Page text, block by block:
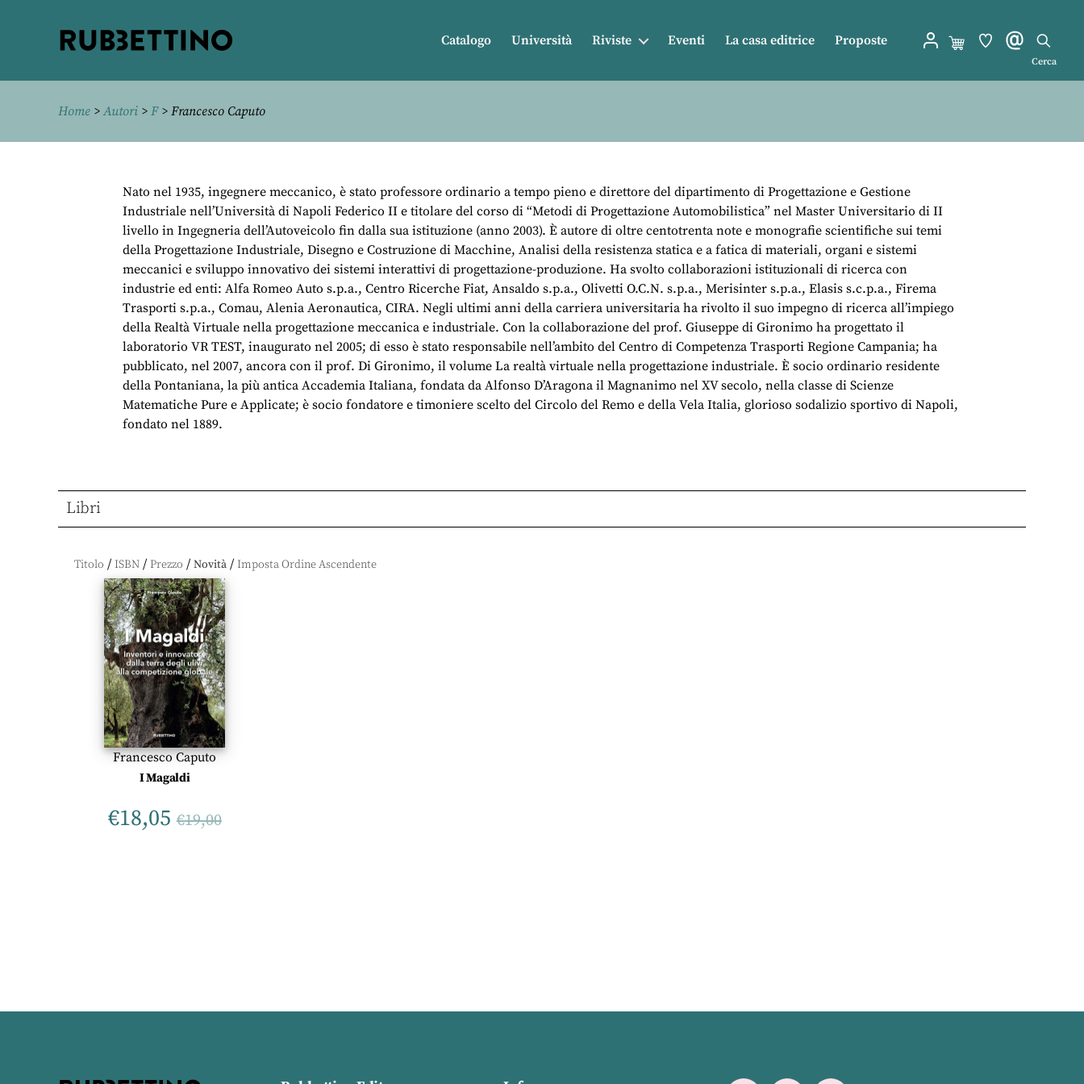
Catalogo Università Riviste Eventi La casa editrice Proposte
Cerca
Home >Autori > F> Francesco Caputo
Nato nel 1935, ingegnere meccanico, è stato professore ordinario a tempo pieno e direttore del dipartimento di Progettazione e Gestione
Industriale nell’Università di Napoli Federico II e titolare del corso di “Metodi di Progettazione Automobilistica” nel Master Universitario di II
livello in Ingegneria dell’Autoveicolo fin dalla sua istituzione (anno 2003). È autore di oltre centotrenta note e monografie scientifiche sui temi
della Progettazione Industriale, Disegno e Costruzione di Macchine, Analisi della resistenza statica e a fatica di materiali, organi e sistemi
meccanici e sviluppo innovativo dei sistemi interattivi di progettazione-produzione. Ha svolto collaborazioni istituzionali di ricerca con
industrie ed enti: Alfa Romeo Auto s.p.a., Centro Ricerche Fiat, Ansaldo s.p.a., Olivetti O.C.N. s.p.a., Merisinter s.p.a., Elasis s.c.p.a., Firema
Trasporti s.p.a., Comau, Alenia Aeronautica, CIRA. Negli ultimi anni della carriera universitaria ha rivolto il suo impegno di ricerca all’impiego
della Realtà Virtuale nella progettazione meccanica e industriale. Con la collaborazione del prof. Giuseppe di Gironimo ha progettato il
laboratorio VR TEST, inaugurato nel 2005; di esso è stato responsabile nell’ambito del Centro di Competenza Trasporti Regione Campania; ha
pubblicato, nel 2007, ancora con il prof. Di Gironimo, il volume La realtà virtuale nella progettazione industriale. È socio ordinario residente
della Pontaniana, la più antica Accademia Italiana, fondata da Alfonso D’Aragona il Magnanimo nel XV secolo, nella classe di Scienze
Matematiche Pure e Applicate; è socio fondatore e timoniere scelto del Circolo del Remo e della Vela Italia, glorioso sodalizio sportivo di Napoli,
fondato nel 1889.
Libri
Titolo / ISBN / Prezzo / Novità /
Francesco Caputo
I Magaldi
€18,05 €19,00